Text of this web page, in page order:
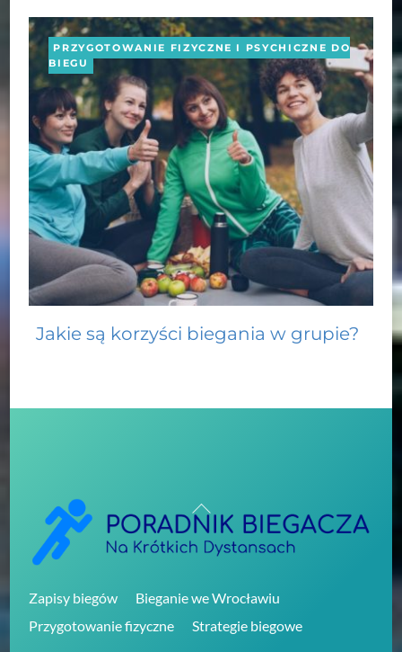
PRZYGOTOWANIE FIZYCZNE I PSYCHICZNE DO
BIEGU
Jakie są korzyści biegania w grupie?
Back
To
Zapisy biegów
Bieganie we Wrocławiu
Przygotowanie fizyczne
Strategie biegowe